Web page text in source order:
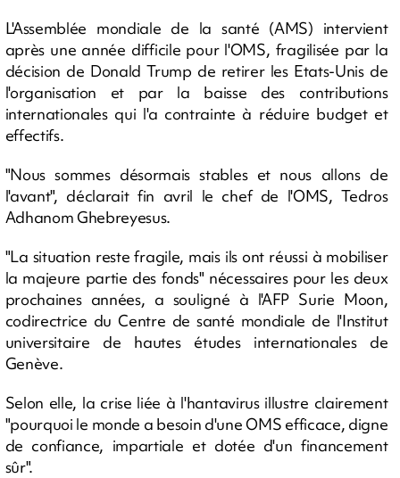
L'Assemblée mondiale de la santé (AMS) intervient
après une année difficile pour l'OMS, fragilisée par la
décision de Donald Trump de retirer les Etats-Unis de
l'organisation et par la baisse des contributions
internationales qui l'a contrainte à réduire budget et
effectifs.
"Nous sommes désormais stables et nous allons de
l'avant", déclarait fin avril le chef de l'OMS, Tedros
Adhanom Ghebreyesus.
"La situation reste fragile, mais ils ont réussi à mobiliser
la majeure partie des fonds" nécessaires pour les deux
prochaines années, a souligné à l'AFP Surie Moon,
codirectrice du Centre de santé mondiale de l'Institut
universitaire de hautes études internationales de
Genève.
Selon elle, la crise liée à l'hantavirus illustre clairement
"pourquoi le monde a besoin d'une OMS efficace, digne
de confiance, impartiale et dotée d'un financement
sûr".